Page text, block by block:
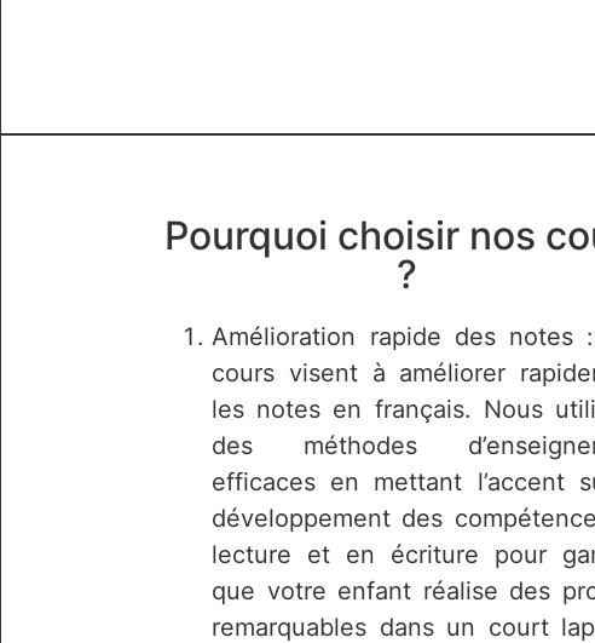
Pourquoi choisir nos
?
Amélioration rapide des notes
cours visent à améliorer
les notes en français. Nous
des méthodes
efficaces en mettant l’accent
développement des
lecture et en écriture pour
que votre enfant réalise des
remarquables dans un court